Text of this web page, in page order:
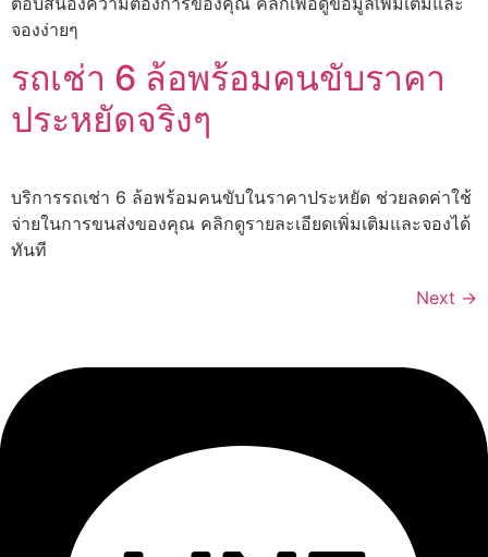
จองง่ายๆ
รถเช่า 6 ล้อพร้อมคนขับราคา
ประหยัดจริงๆ
บริการรถเช่า 6 ล้อพร้อมคนขับในราคาประหยัด ช่วยลดค่าใช้
จ่ายในการขนส่งของคุณ คลิกดูรายละเอียดเพิ่มเติมและจองได้
ทันที
Next →